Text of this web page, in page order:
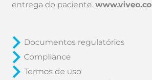
entrega do paciente.
Documentos regulatórios
Compliance
Termos de uso